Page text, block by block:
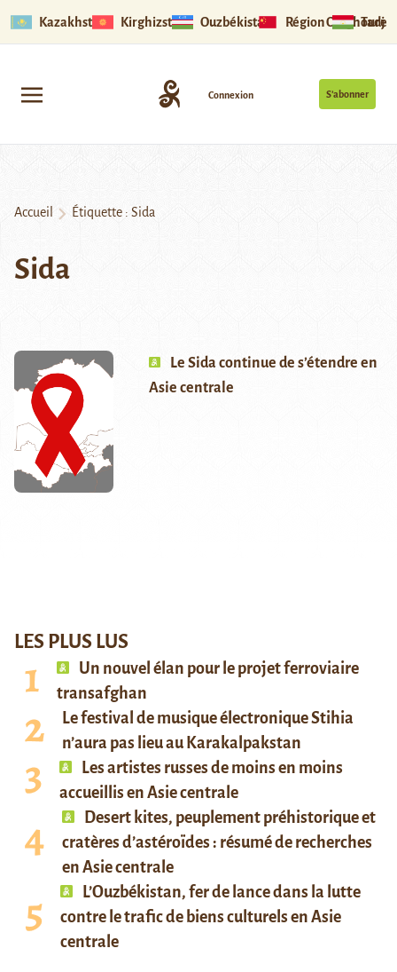
Kazakhstan Kirghizstan Ouzbékistan Région Ouïghoure
S’abonner
Connexion
Accueil Étiquette : Sida
Sida
Le Sida continue de s’étendre en
Asie centrale
LES PLUS LUS
Un nouvel élan pour le projet ferroviaire
transafghan
Le festival de musique électronique Stihia
n’aura pas lieu au Karakalpakstan
Les artistes russes de moins en moins
accueillis en Asie centrale
Desert kites, peuplement préhistorique et
cratères d’astéroïdes : résumé de recherches
en Asie centrale
L’Ouzbékistan, fer de lance dans la lutte
contre le trafic de biens culturels en Asie
centrale